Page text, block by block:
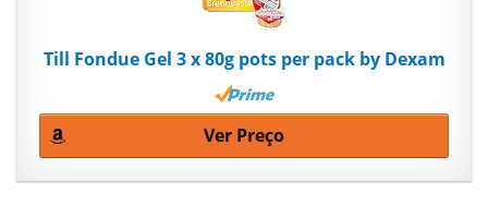
Till Fondue Gel 3 x 80g pots per pack by Dexam
Ver Preço